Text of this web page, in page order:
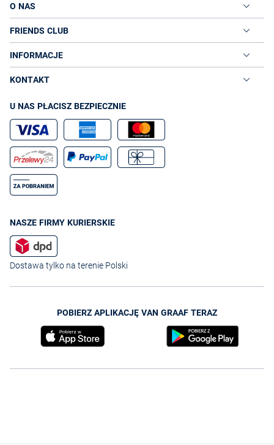
O NAS
FRIENDS CLUB
INFORMACJE
KONTAKT
U NAS PŁACISZ BEZPIECZNIE
NASZE FIRMY KURIERSKIE
Dostawa tylko na terenie Polski
POBIERZ APLIKACJĘ VAN GRAAF TERAZ